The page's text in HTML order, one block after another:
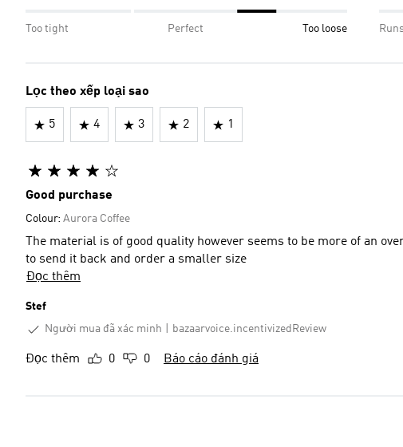
Too tight Perfect Too loose
Lọc theo xếp loại sao
5 4 3 2 1
Good purchase
Colour: Aurora Coffee
The material is of good quality however seems to be more of an
to send it back and order a smaller size
Đọc thêm
Stef
Người mua đã xác minh
bazaarvoice.incentivizedReview
Đọc thêm 0 0 Báo cáo đánh giá